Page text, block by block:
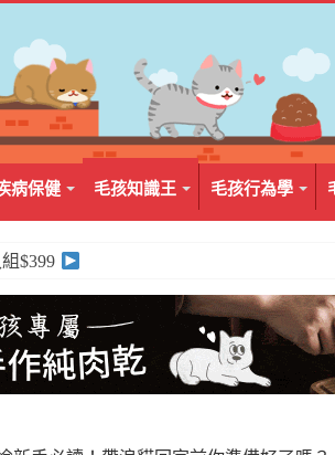
病保健 毛孩知識王 毛孩行為學
$399